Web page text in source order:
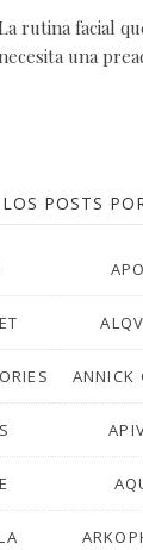
rutina facial
una
POSTS
ANNICK